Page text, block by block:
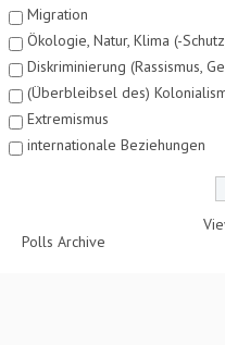
Migration
Ökologie, Natur, Klima (-
Diskriminierung (Rassismus,
(Überbleibsel des)
Extremismus
internationale Beziehungen
Polls Archive